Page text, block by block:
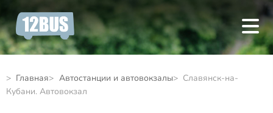
Главная Автостанции и автовокзалы
Славянск-на-
Кубани. Автовокзал